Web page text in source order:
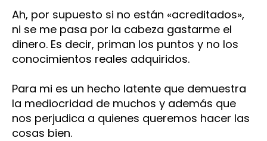
Ah, por supuesto si no están «acreditados»,
ni se me pasa por la cabeza gastarme el
dinero. Es decir, priman los puntos y no los
conocimientos reales adquiridos.
Para mi es un hecho latente que demuestra
la mediocridad de muchos y además que
nos perjudica a quienes queremos hacer las
cosas bien.